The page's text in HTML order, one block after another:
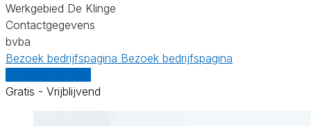
Werkgebied De Klinge
Contactgegevens
bvba
Bezoek bedrijfspagina Bezoek bedrijfspagina
Gratis - Vrijblijvend